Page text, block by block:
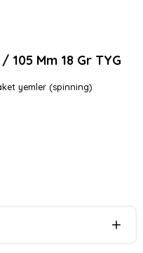
105 Mm 18 Gr TYG
yemler (spinning)